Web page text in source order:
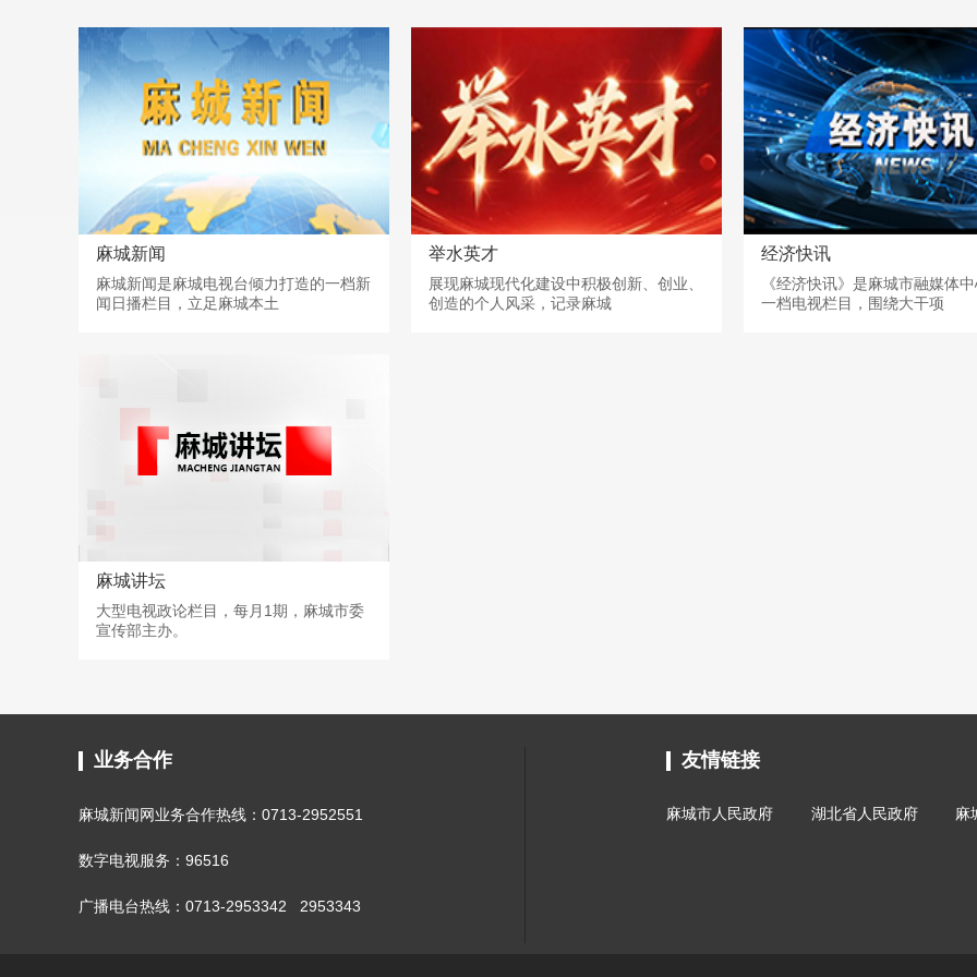
麻城新闻
麻城新闻是麻城电视台倾力打造的一档新
闻日播栏目，立足麻城本土
举水英才
展现麻城现代化建设中积极创新、创业、
创造的个人风采，记录麻城
经济快讯
《经济快讯》是麻城市融媒体
一档电视栏目，围绕大干项
麻城讲坛
大型电视政论栏目，每月1期，麻城市委
宣传部主办。
业务合作
麻城新闻网业务合作热线：0713-2952551
数字电视服务：96516
广播电台热线：0713-2953342 2953343
友情链接
麻城市人民政府 湖北省人民政府 麻